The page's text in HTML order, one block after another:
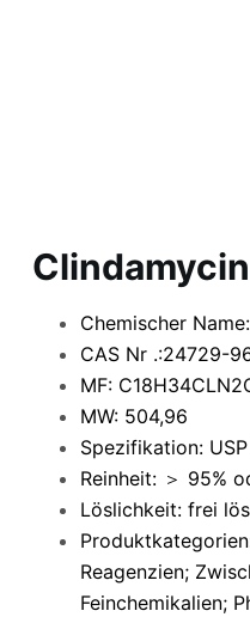
Chemischer
CAS Nr .:24729-
MF:
MW: 504,96
Spezifikation:
Reinheit: ＞ 95%
Löslichkeit: frei
Reagenzien;
Feinchemikalien;